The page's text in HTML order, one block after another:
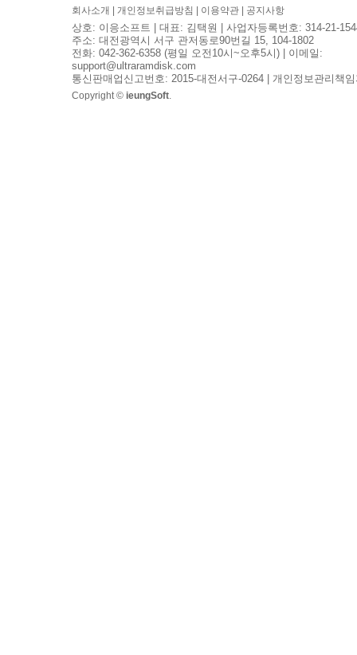
회사소개 개인정보취급방침 이용약관 공지사항
상호: 이응소프트 | 대표: 김택원 | 사업자등록번호: 314-21-
주소: 대전광역시 서구 관저동로90번길 15, 104-1802
전화: 042-362-6358 (평일 오전10시~오후5시) | 이메일:
support@ultraramdisk.com
통신판매업신고번호: 2015-대전서구-0264 | 개인정보관리책
Copyright © ieungSoft.